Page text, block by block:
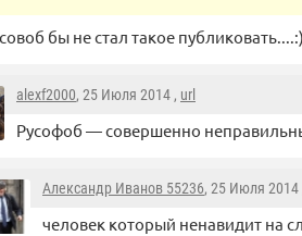
бы не стал такое
alexf2000, 25 Июля 2014 , url
Русофоб — совершенно
Александр Иванов 55236, 25 Июля 2014
человек который ненавидит на